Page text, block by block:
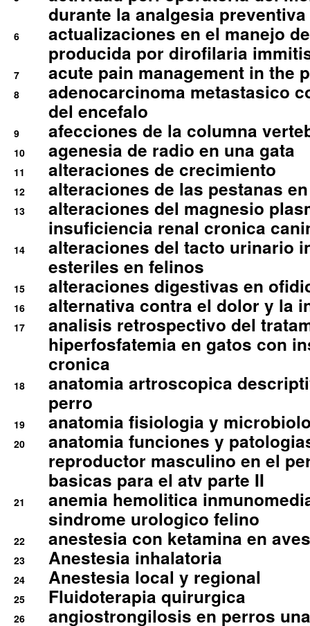
durante la analgesia
6
actualizaciones en el manejo
producida por dirofilaria
7 acute pain management in the
8
adenocarcinoma metastasico
del encefalo
9 afecciones de la columna
10 agenesia de radio en una gata
11 alteraciones de crecimiento
12 alteraciones de las pestanas
13
alteraciones del magnesio
insuficiencia renal cronica
14
alteraciones del tacto urinario
esteriles en felinos
15 alteraciones digestivas en
16 alternativa contra el dolor y la
17
analisis retrospectivo del
hiperfosfatemia en gatos con
cronica
18
anatomia artroscopica
perro
19 anatomia fisiologia y
20
anatomia funciones y
reproductor masculino en el
basicas para el atv parte II
21
anemia hemolitica
sindrome urologico felino
22 anestesia con ketamina en
23 Anestesia inhalatoria
24 Anestesia local y regional
25 Fluidoterapia quirurgica
26
angiostrongilosis en perros